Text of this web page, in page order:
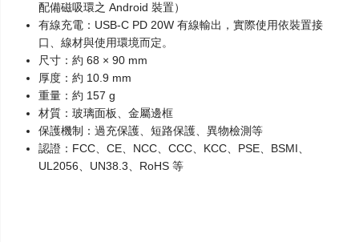
配備磁吸環之 Android 裝置）
有線充電： USB-C PD 20W 有線輸出，實際使用依裝置接
口、線材與使用環境而定。
尺寸： 約 68 × 90 mm
厚度： 約 10.9 mm
重量： 約 157 g
材質： 玻璃面板、金屬邊框
保護機制： 過充保護、短路保護、異物檢測等
認證： FCC、CE、NCC、CCC、KCC、PSE、BSMI、
UL2056、UN38.3、RoHS 等